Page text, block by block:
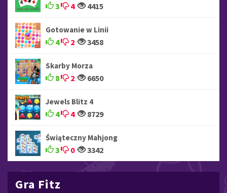
3 4 4415
Gotowanie w Linii
4 2 3458
Skarby Morza
8 2 6650
Jewels Blitz 4
4 4 8729
Świąteczny Mahjong
3 0 3342
Gra Fitz